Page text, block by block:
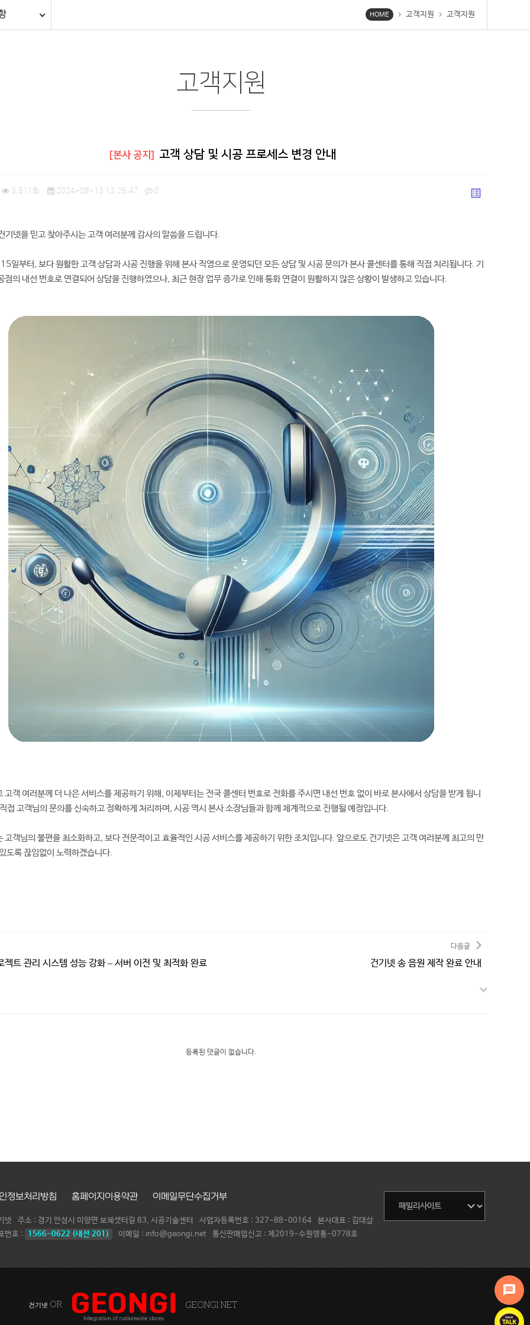
HOME chevron_right 고객지원 chevron_right 고객지원
고객지원
[본사 공지] 고객 상담 및 시공 프로세스 변경 안내
3,511회 2024-08-13 13:25:47 0 list_alt
기넷을 믿고 찾아주시는 고객 여러분께 감사의 말씀을 드립니다.
일부터, 보다 원활한 고객 상담과 시공 진행을 위해 본사 직영으로 운영되던 모든 상담 및 시공 문의가 본사 콜센터를 통해 직접 처리됩니다. 기
점의 내선 번호로 연결되어 상담을 진행하였으나, 최근 현장 업무 증가로 인해 통화 연결이 원활하지 않은 상황이 발생하고 있습니다.
고객 여러분께 더 나은 서비스를 제공하기 위해, 이제부터는 전국 콜센터 번호로 전화를 주시면 내선 번호 없이 바로 본사에서 상담을 받게 됩니
접 고객님의 문의를 신속하고 정확하게 처리하며, 시공 역시 본사 소장님들과 함께 체계적으로 진행될 예정입니다.
고객님의 불편을 최소화하고, 보다 전문적이고 효율적인 시공 서비스를 제공하기 위한 조치입니다. 앞으로도 건기넷은 고객 여러분께 최고의 만
도록 끊임없이 노력하겠습니다.
젝트 관리 시스템 성능 강화 – 서버 이전 및 최적화 완료
다음글
건기넷 송 음원 제작 완료 안내
등록된 댓글이 없습니다.
message
정보처리방침 홈페이지이용약관 이메일무단수집거부
넷 주소 : 경기 안성시 미양면 보체샛터길 83, 시공기술센터 사업자등록번호 : 327-88-00164 본사대표 : 김대삼
번호 :
1566-0622 (내선 201) 이메일 : info@geongi.net 통신판매업신고 : 제2019-수원영통-0778호
건기넷 OR GEONGI NET